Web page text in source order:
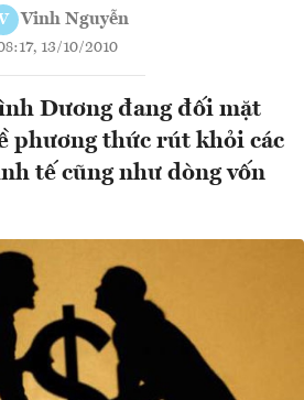
Vinh Nguyễn
13/10/2010
Dương đang đối mặt
phương thức rút khỏi các
tế cũng như dòng vốn